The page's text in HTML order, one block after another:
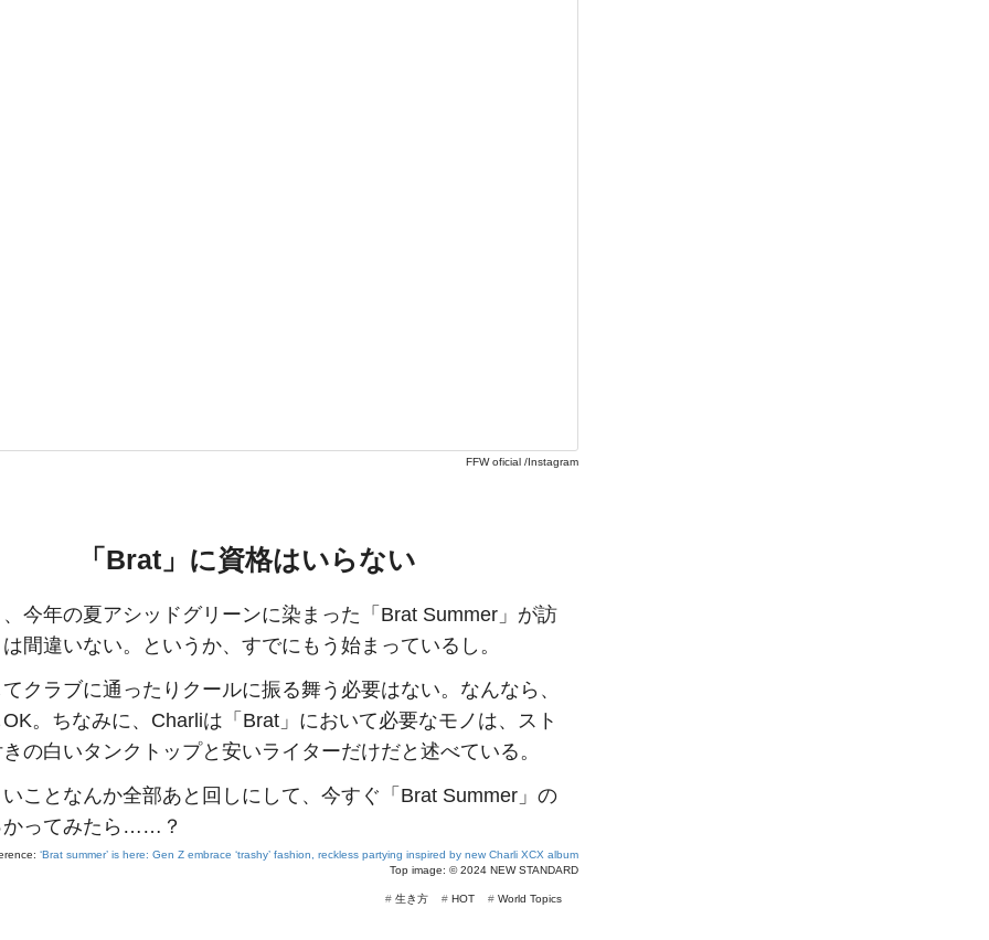
FFW oficial /Instagram
「Brat」に資格はいらない
今年の夏アシッドグリーンに染まった「Brat Summer」が訪
間違いない。というか、すでにもう始まっているし。
クラブに通ったりクールに振る舞う必要はない。なんなら、
。ちなみに、Charliは「Brat」において必要なモノは、スト
の白いタンクトップと安いライターだけだと述べている。
ことなんか全部あと回しにして、今すぐ「Brat Summer」の
かってみたら……？
‘Brat summer’ is here: Gen Z embrace ‘trashy’ fashion, reckless partying inspired by new Charli XCX album
Top image: ©2024 NEW STANDARD
# World Topics
# HOT
# 生き方